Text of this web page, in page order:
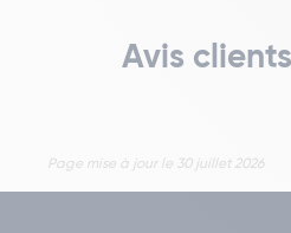
Avis clients
Page mise à jour le 30 juillet 2026